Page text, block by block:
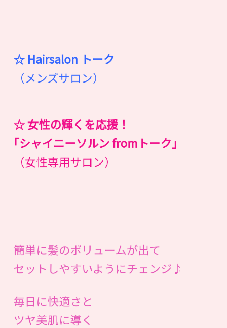
☆ Hairsalon トーク
（メンズサロン）
☆ 女性の輝くを応援！
｢シャイニーソルン fromトーク｣
（女性専用サロン）
簡単に髪のボリュームが出て
セットしやすいようにチェンジ♪
毎日に快適さと
ツヤ美肌に導く